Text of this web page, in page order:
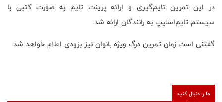
در این تمرین تایم‌گیری و ارائه پرینت تایم به صورت کتبی با
سیستم تایم‌اسلیپ به رانندگان ارائه شد.
گفتنی است زمان تمرین درگ ویژه بانوان نیز بزودی اعلام خواهد شد.
ما را دنبال کنید